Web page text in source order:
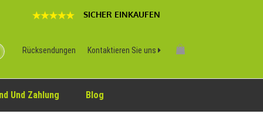
SICHER EINKAUFEN
Rücksendungen Kontaktieren Sie uns
Und Zahlung Blog